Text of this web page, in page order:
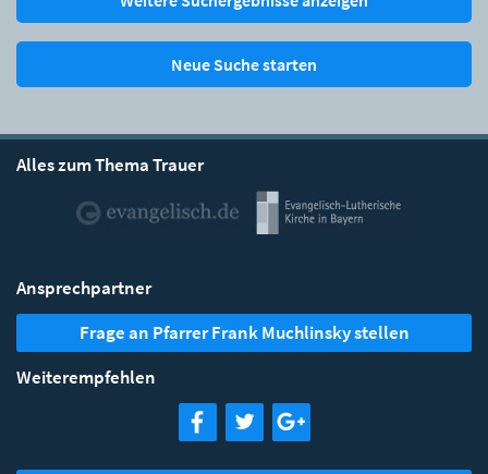
Neue Suche starten
Alles zum Thema Trauer
Ansprechpartner
Frage an Pfarrer Frank Muchlinsky stellen
Weiterempfehlen